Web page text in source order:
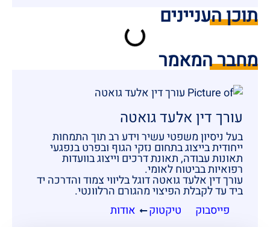
תוכן העניינים
מחבר המאמר
עורך דין אלעד גואטה
בעל ניסיון משפטי עשיר וידע רב תוך התמחות
ייחודית בייצוג בתחום נזקי הגוף ובפרט בנפגעי
תאונות עבודה, תאונת דרכים וייצוג בוועדות
רפואיות בביטוח לאומי.
עורך דין אלעד גואטה דוגל בליווי צמוד והדרכה יד
ביד עד לקבלת הפיצוי מהגורם הרלוונטי.
פייסבוק
טיקטוק אודות